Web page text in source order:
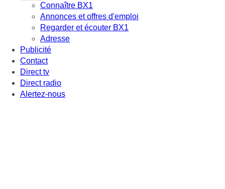
Connaître BX1
Annonces et offres d'emploi
Regarder et écouter BX1
Adresse
Publicité
Contact
Direct tv
Direct radio
Alertez-nous